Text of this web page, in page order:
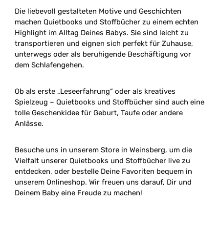
Die liebevoll gestalteten Motive und Geschichten
machen Quietbooks und Stoffbücher zu einem echten
Highlight im Alltag Deines Babys. Sie sind leicht zu
transportieren und eignen sich perfekt für Zuhause,
unterwegs oder als beruhigende Beschäftigung vor
dem Schlafengehen.
Ob als erste „Leseerfahrung“ oder als kreatives
Spielzeug – Quietbooks und Stoffbücher sind auch eine
tolle Geschenkidee für Geburt, Taufe oder andere
Anlässe.
Besuche uns in unserem Store in Weinsberg, um die
Vielfalt unserer Quietbooks und Stoffbücher live zu
entdecken, oder bestelle Deine Favoriten bequem in
unserem Onlineshop. Wir freuen uns darauf, Dir und
Deinem Baby eine Freude zu machen!